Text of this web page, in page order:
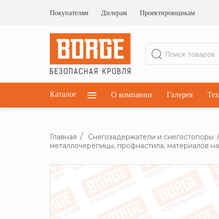
Покупателям Дилерам Проектировщикам
Каталог
Ограждения парапетные
О компании Галерея
Главная Снегозадержатели и снегостопоры
металлочерепицы, профнастила, материалов